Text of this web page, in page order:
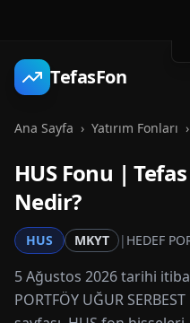
TefasFon
Ana Sayfa › Yatırım Fonları ›
HUSFonu | Tefas
Nedir?
HUS MKYT | HEDEF
5 Ağustos 2026 tarihi
PORTFÖY UĞUR